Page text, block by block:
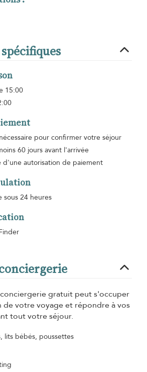
15:00
pour confirmer votre séjour
60 jours avant l'arrivée
d'une autorisation de paiement
24 heures
gratuit peut s'occuper
de votre voyage et répondre à vos
tout votre séjour.
lits bébés, poussettes